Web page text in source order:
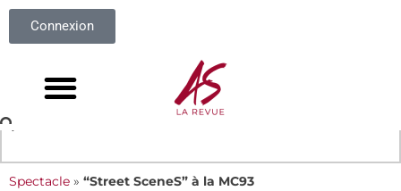
Connexion
Spectacle » “Street SceneS” à la MC93